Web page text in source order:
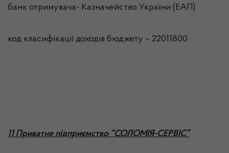
банк отримувача- Казначейство України (ЕАП)
код класифікації доходів бюджету – 22011800
11 Приватне підприємство “СОЛОМІЯ-СЕРВІС”